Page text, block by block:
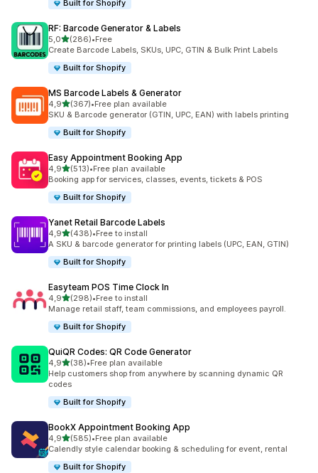
Built for Shopify
RF: Barcode Generator & Labels
5,0av 5 stjerner
(286)
Totalt 286 omtaler
•Free
Create Barcode Labels, SKUs, UPC, GTIN & Bulk Print Labels
Built for Shopify
MS Barcode Labels & Generator
4,9av 5 stjerner
(367)
Totalt 367 omtaler
•Free plan available
SKU & Barcode generator (GTIN, UPC, EAN) with labels printing
Built for Shopify
Easy Appointment Booking App
4,9av 5 stjerner
(513)
Totalt 513 omtaler
•Free plan available
Booking app for services, classes, events, tickets & POS
Built for Shopify
Yanet Retail Barcode Labels
4,9av 5 stjerner
(438)
Totalt 438 omtaler
•Free to install
A SKU & barcode generator for printing labels (UPC, EAN, GTIN)
Built for Shopify
Easyteam POS Time Clock In
4,9av 5 stjerner
(298)
Totalt 298 omtaler
•Free to install
Manage retail staff, team commissions, and employees payroll.
Built for Shopify
QuiQR Codes: QR Code Generator
4,9av 5 stjerner
(38)
Totalt 38 omtaler
•Free plan available
Help customers shop from anywhere by scanning dynamic QR
codes
Built for Shopify
BookX Appointment Booking App
4,9av 5 stjerner
(585)
Totalt 585 omtaler
•Free plan available
Calendly style calendar booking & scheduling for event, rental
Built for Shopify